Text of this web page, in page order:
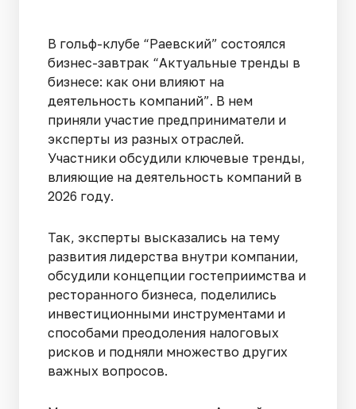
В гольф-клубе “Раевский” состоялся
бизнес-завтрак “Актуальные тренды в
бизнесе: как они влияют на
деятельность компаний”. В нем
приняли участие предприниматели и
эксперты из разных отраслей.
Участники обсудили ключевые тренды,
влияющие на деятельность компаний в
2026 году.
Так, эксперты высказались на тему
развития лидерства внутри компании,
обсудили концепции гостеприимства и
ресторанного бизнеса, поделились
инвестиционными инструментами и
способами преодоления налоговых
рисков и подняли множество других
важных вопросов.